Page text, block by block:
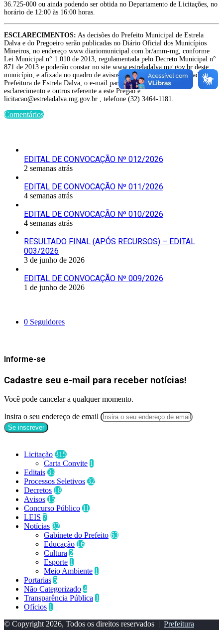
36.725-000 ou ainda podendo ser obtida no Departamento de Licitações, no
horário de 12:00 às 16:00 horas.
ESCLARECIMENTOS: As decisões do Prefeito Municipal de Estrela
Dalva e do Pregoeiro serão publicadas no Diário Oficial dos Municípios
Mineiros, no endereço www.diariomunicipal.com.br/amm-mg, conforme
Lei Municipal n° 1.010 de 2013, regulamentada pelo Decreto Municipal n°
871 de 2013 e poderão constar no site www.estreladalva.mg.gov.br deste
município, e afixada no quadro de avisos localizado no hall de entrada da
Prefeitura de Estrela Dalva, o e-mail para contato, pedidos de
esclarecimento e outros referente a este Pregão é
licitacao@estreladalva.mg.gov.br , telefone (32) 3464-1181.
Comentários
EDITAL DE CONVOCAÇÃO Nº 012/2026
2 semanas atrás
EDITAL DE CONVOCAÇÃO Nº 011/2026
4 semanas atrás
EDITAL DE CONVOCAÇÃO Nº 010/2026
4 semanas atrás
RESULTADO FINAL (APÓS RECURSOS) – EDITAL
003/2026
3 de junho de 2026
EDITAL DE CONVOCAÇÃO Nº 009/2026
1 de junho de 2026
0 Seguidores
Informe-se
Cadastre seu e-mail para receber notícias!
Você pode cancelar a qualquer momento.
Insira o seu endereço de email
Licitação 315
Carta Convite 1
Editais 33
Processos Seletivos 32
Decretos 18
Avisos 15
Concurso Público 11
LEIS 7
Notícias 82
Gabinete do Prefeito 63
Educação 16
Cultura 2
Esporte 1
Meio Ambiente 1
Portarias 5
Não Categorizado 4
Transparência Pública 1
Ofícios 1
© Copyright 2026, Todos os direitos reservados | Prefeitura